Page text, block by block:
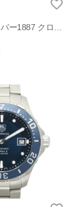
ー1887 クロノ